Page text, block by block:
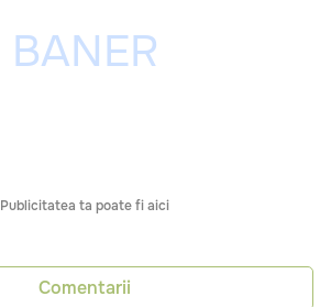
Publicitatea ta poate fi aici
Comentarii